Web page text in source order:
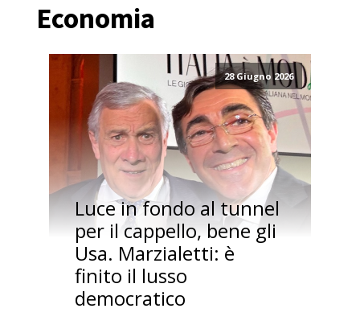
Economia
28 Giugno 2026
Luce in fondo al tunnel
per il cappello, bene gli
Usa. Marzialetti: è
finito il lusso
democratico